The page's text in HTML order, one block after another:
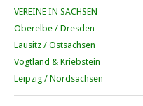
VEREINE IN SACHSEN
Oberelbe / Dresden
Lausitz / Ostsachsen
Vogtland & Kriebstein
Leipzig / Nordsachsen